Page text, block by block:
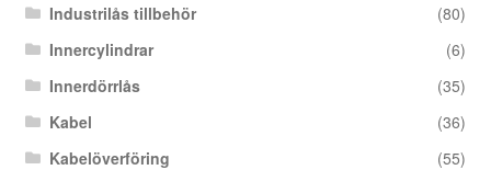
Industrilås tillbehör
(80)
Innercylindrar
(6)
Innerdörrlås
(35)
Kabel
(36)
Kabelöverföring
(55)